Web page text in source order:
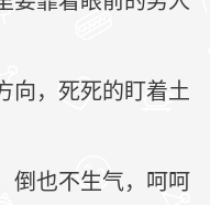
向，死死的盯着土
倒也不生气，呵呵